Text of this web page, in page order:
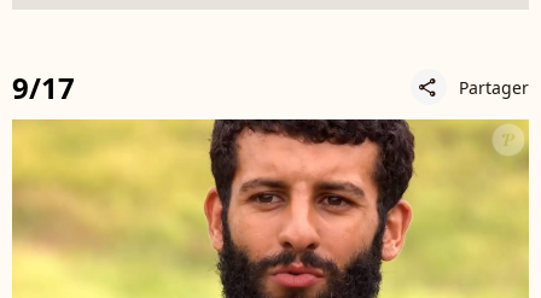
9/17 share Partager